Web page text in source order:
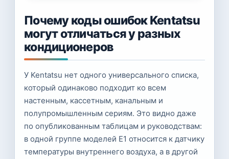
Почему коды ошибок Kentatsu
могут отличаться у разных
кондиционеров
У Kentatsu нет одного универсального списка,
который одинаково подходит ко всем
настенным, кассетным, канальным и
полупромышленным сериям. Это видно даже
по опубликованным таблицам и руководствам:
в одной группе моделей E1 относится к датчику
температуры внутреннего воздуха, а в другой